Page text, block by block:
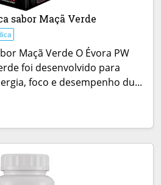
sabor Maçã Verde
Maçã Verde O Évora PW
foi desenvolvido para
foco e desempenho du...